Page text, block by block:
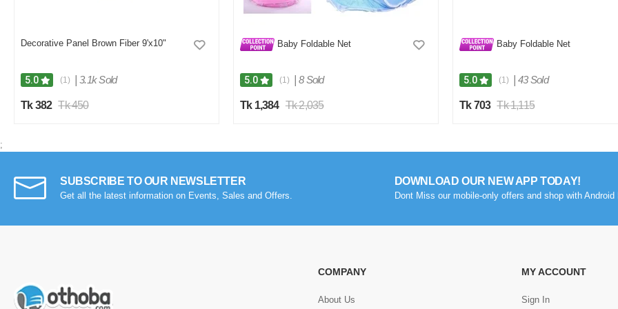
Decorative Panel Brown Fiber 9'x10"
5.0 (1) 3.1k Sold
Tk 382 Tk 450
Baby Foldable Net
5.0 (1) 8 Sold
Tk 1,384 Tk 2,035
Baby Foldable Net
5.0 (1) 43 Sold
Tk 703 Tk 1,115
;
SUBSCRIBE TO OUR NEWSLETTER
Get all the latest information on Events, Sales and Offers.
DOWNLOAD OUR NEW APP TODAY!
Dont Miss our mobile-only offers and shop with Android
COMPANY
About Us
MY ACCOUNT
Sign In